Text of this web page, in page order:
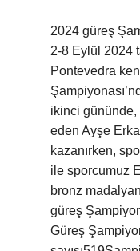
2024 güreş
2-8 Eylül 2024
Pontevedra
ikinci gününde,
eden Ayşe
kazanırken,
ile sporcumuz
bronz
güreş
Güreş